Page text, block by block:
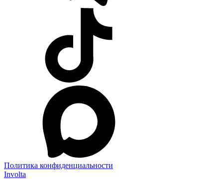
Политика конфиденциальности
Involta